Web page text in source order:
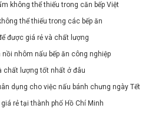
không thể thiếu trong căn bếp Việt
thể thiếu trong các bếp ăn
được giá rẻ và chất lượng
nhôm nấu bếp ăn công nghiệp
chất lượng tốt nhất ở đâu
dụng cho việc nấu bánh chưng ngày Tết
rẻ tại thành phố Hồ Chí Minh